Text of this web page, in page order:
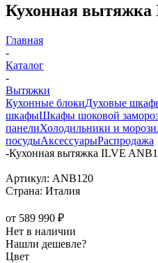
Кухонная вытяжка
Главная
-
Каталог
-
Вытяжки
Кухонные блокиДуховые
шкафыШкафы шоковой
панелиХолодильники и
посудыАксессуарыРаспродажа
-Кухонная вытяжка ILVE
Артикул: ANB120
Страна: Италия
от 589 990 ₽
Нет в наличии
Нашли дешевле?
Цвет